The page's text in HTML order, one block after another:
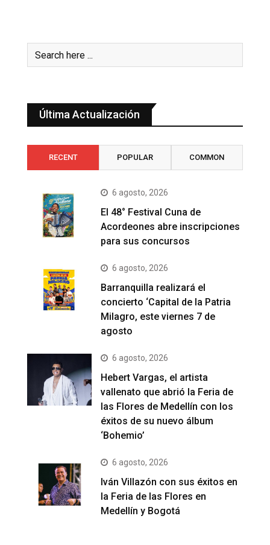
Última Actualización
RECENT POPULAR COMMON
6 agosto, 2026
El 48° Festival Cuna de
Acordeones abre inscripciones
para sus concursos
6 agosto, 2026
Barranquilla realizará el
concierto ‘Capital de la Patria
Milagro, este viernes 7 de
agosto
6 agosto, 2026
Hebert Vargas, el artista
vallenato que abrió la Feria de
las Flores de Medellín con los
éxitos de su nuevo álbum
‘Bohemio’
6 agosto, 2026
Iván Villazón con sus éxitos en
la Feria de las Flores en
Medellín y Bogotá